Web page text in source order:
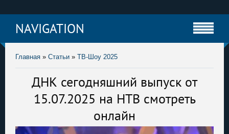
NAVIGATION
Главная » Статьи » ТВ-Шоу 2025
ДНК сегодняшний выпуск от
15.07.2025 на НТВ смотреть
онлайн